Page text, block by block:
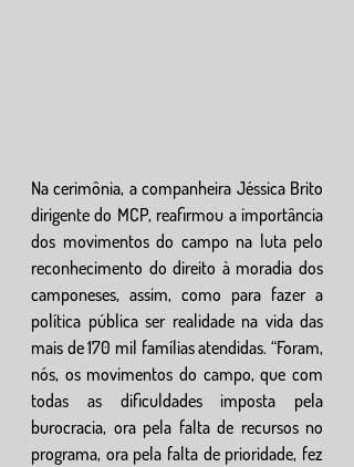
Na cerimônia, a companheira Jéssica Brito
dirigente do MCP, reafirmou a importância
dos movimentos do campo na luta pelo
reconhecimento do direito à moradia dos
camponeses, assim, como para fazer a
política pública ser realidade na vida das
mais de 170 mil famílias atendidas. “Foram,
nós, os movimentos do campo, que com
todas as dificuldades imposta pela
burocracia, ora pela falta de recursos no
programa, ora pela falta de prioridade, fez